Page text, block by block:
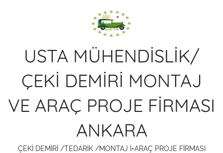
USTA MÜHENDİSLİK/
ÇEKİ DEMİRİ MONTAJ
VE ARAÇ PROJE FİRMASI
ANKARA
ÇEKİ DEMİRİ /TEDARİK /MONTAJ İ+ARAÇ PROJE FİRMASI